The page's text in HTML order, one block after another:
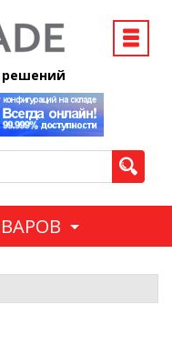
решений